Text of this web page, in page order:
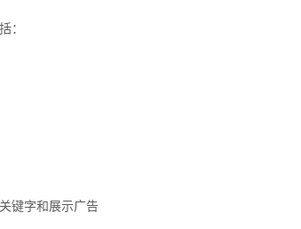
：
键字和展示广告